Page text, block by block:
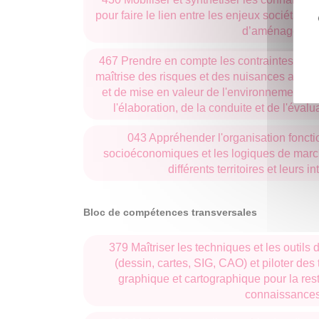
Une association d’étudiants active,
À l’issue de la L3 UADTD, accès facilité
Université de Florence (UNIFI),
parcours Laurea magistrale in
del Territorio. (Le M1 est réalisé à la DIDA
À l’issue de la L3 UADTD, accès facilité
USPMO à la formation architecture et
L’Institut d’Aménagement, de Tourisme et
pour faire le lien entre les enjeux sociétaux
d’aménagement
467 Prendre en compte les contraintes et
maîtrise des risques et des nuisances ainsi
et de mise en valeur de l'environnement et
l'élaboration, de la conduite et de
043 Appréhender l'organisation
socioéconomiques et les logiques de
différents territoires et leurs
Bloc de compétences transversales
379 Maîtriser les techniques et les outils
(dessin, cartes, SIG, CAO) et piloter
graphique et cartographique pour la